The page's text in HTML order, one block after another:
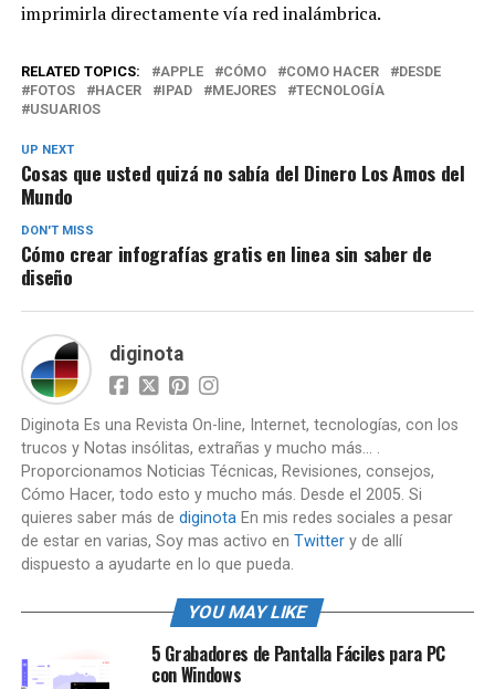
imprimirla directamente vía red inalámbrica.
RELATED TOPICS: APPLE CÓMO COMO HACER
DESDE
FOTOS
HACER IPAD MEJORES
TECNOLOGÍA
USUARIOS
UP NEXT
Cosas que usted quizá no sabía del Dinero Los Amos del
Mundo
DON'T MISS
Cómo crear infografías gratis en linea sin saber de
diseño
diginota
Diginota Es una Revista On-line, Internet, tecnologías, con los
trucos y Notas insólitas, extrañas y mucho más... .
Proporcionamos Noticias Técnicas, Revisiones, consejos,
Cómo Hacer, todo esto y mucho más. Desde el 2005. Si
quieres saber más de diginotaEn mis redes sociales a pesar
de estar en varias, Soy mas activo en Twittery de allí
dispuesto a ayudarte en lo que pueda.
YOU MAY LIKE
5 Grabadores de Pantalla Fáciles para PC
con Windows